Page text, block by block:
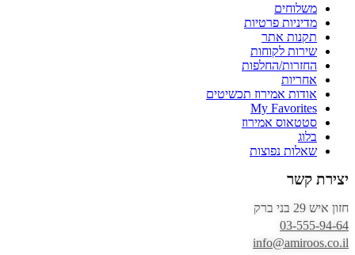
משלוחים
מדיניות פרטיות
תקנות אתר
שירות לקוחות
החזרות/החלפות
אחריות
אודות אמירוז תכשיטים
My Favorites
סטטאוס אמירוז
בלוג
שאלות נפוצות
יצירת קשר
חזון איש 29 בני ברק
03-555-94-64
info@amiroos.co.il